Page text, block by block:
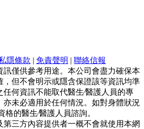
隱條款 | 免責聲明 | 聯絡信報
訊僅供參考用途。本公司會盡力確保本
，但不會明示或隱含保證該等資訊均準
何資訊不能取代醫生∕醫護人員的專
亦未必適用於任何情況。如對身體狀況
的醫生∕醫護人員諮詢。
三方內容提供者一概不會就使用本網